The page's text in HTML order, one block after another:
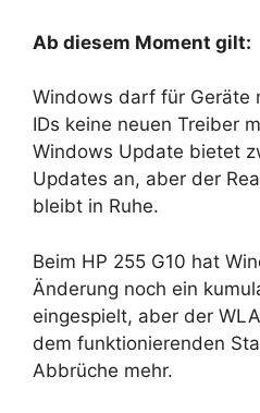
Ab diesem Moment gilt:
Windows darf für Geräte
IDs keine neuen Treiber
Windows Update bietet
Updates an, aber der
bleibt in Ruhe.
Beim HP 255 G10 hat
Änderung noch ein
eingespielt, aber der
dem funktionierenden
Abbrüche mehr.